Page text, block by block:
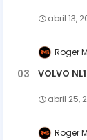
abril 13,
Roger
VOLVO
abril 25,
Roger